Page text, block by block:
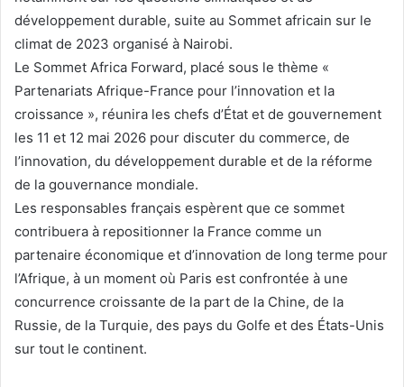
développement durable, suite au Sommet africain sur le
climat de 2023 organisé à Nairobi.
Le Sommet Africa Forward, placé sous le thème «
Partenariats Afrique-France pour l’innovation et la
croissance », réunira les chefs d’État et de gouvernement
les 11 et 12 mai 2026 pour discuter du commerce, de
l’innovation, du développement durable et de la réforme
de la gouvernance mondiale.
Les responsables français espèrent que ce sommet
contribuera à repositionner la France comme un
partenaire économique et d’innovation de long terme pour
l’Afrique, à un moment où Paris est confrontée à une
concurrence croissante de la part de la Chine, de la
Russie, de la Turquie, des pays du Golfe et des États-Unis
sur tout le continent.